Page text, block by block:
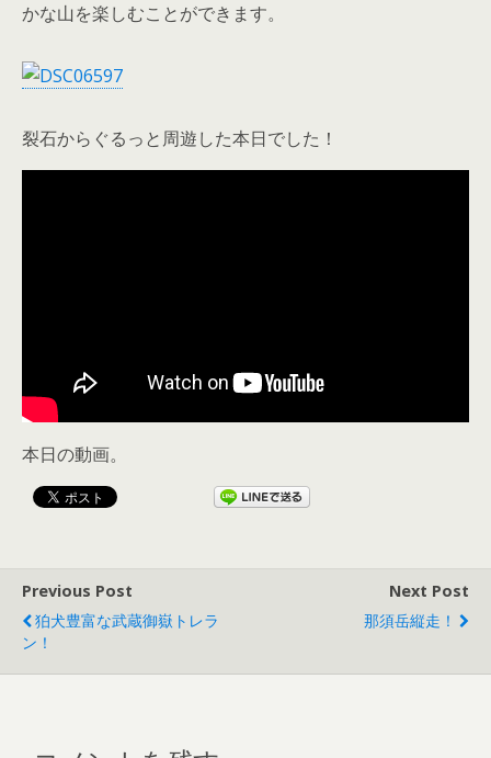
かな山を楽しむことができます。
裂石からぐるっと周遊した本日でした！
本日の動画。
Previous Post
狛犬豊富な武蔵御嶽トレラ
ン！
Next Post
那須岳縦走！